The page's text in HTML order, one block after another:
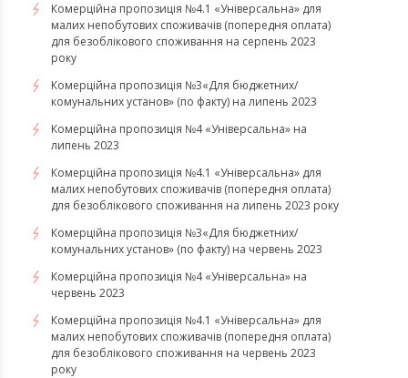
Комерційна пропозиція №4.1 «Універсальна» для
малих непобутових споживачів (попередня оплата)
для безоблікового споживання на серпень 2023
року
​​​​​​​Комерційна пропозиція №3«Для бюджетних/
комунальних установ» (по факту) на липень 2023
Комерційна пропозиція №4 «Універсальна» на
липень 2023
Комерційна пропозиція №4.1 «Універсальна» для
малих непобутових споживачів (попередня оплата)
для безоблікового споживання на липень 2023 року
Комерційна пропозиція №3«Для бюджетних/
комунальних установ» (по факту) на червень 2023
Комерційна пропозиція №4 «Універсальна» на
червень 2023
Комерційна пропозиція №4.1 «Універсальна» для
малих непобутових споживачів (попередня оплата)
для безоблікового споживання на червень 2023
року